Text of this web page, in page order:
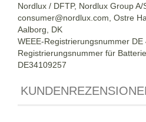
Nordlux / DFTP, Nordlux Group A/
consumer@nordlux.com, Ostre
Aalborg, DK
WEEE-Registrierungsnummer DE
Registrierungsnummer für
DE34109257